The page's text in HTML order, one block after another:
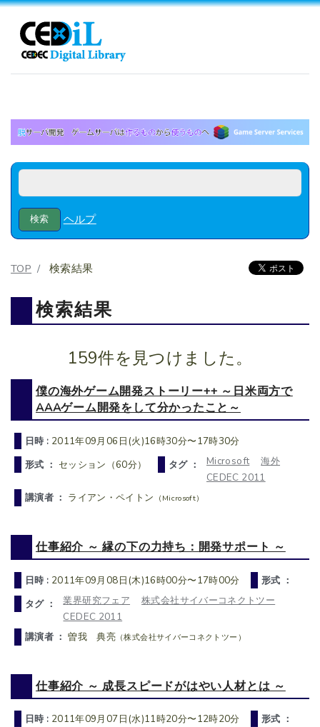
ヘルプ
TOP 検索結果
検索結果
159件を見つけました。
僕の海外ゲーム開発ストーリー++ ～日米両方で
AAAゲーム開発をして分かったこと～
日時 : 2011年09月06日(火)16時30分〜17時30分
形式 ： セッション（60分） タグ ： Microsoft
海外
CEDEC 2011
講演者 ： ライアン・ペイトン （Microsoft）
仕事紹介 ～ 縁の下の力持ち：開発サポート ～
日時 : 2011年09月08日(木)16時00分〜17時00分
形式 ：
タグ ：
業界研究フェア
株式会社サイバーコネクトツー
CEDEC 2011
講演者 ：曽我 典亮 （株式会社サイバーコネクトツー）
仕事紹介 ～ 成長スピードがはやい人材とは ～
日時 : 2011年09月07日(水)11時20分〜12時20分
形式 ：